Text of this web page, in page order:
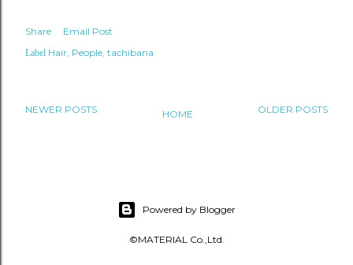
Share Email Post
Label Hair People tachibana
NEWER POSTS OLDER POSTS
HOME
Powered by Blogger
©MATERIAL Co.,Ltd.